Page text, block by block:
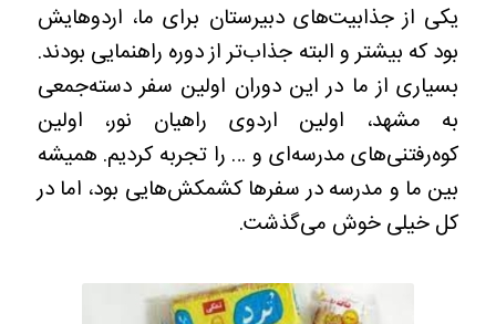
یکی از جذابیت‌های دبیرستان برای ما، اردوهایش
بود که بیشتر و البته جذاب‌تر از دوره راهنمایی بودند.
بسیاری از ما در این دوران اولین سفر دسته‌جمعی
به مشهد، اولین اردوی راهیان نور، اولین
کوه‌رفتنی‌های مدرسه‌ای و … را تجربه کردیم. همیشه
بین ما و مدرسه در سفرها کشمکش‌هایی بود، اما در
کل خیلی خوش می‌گذشت.